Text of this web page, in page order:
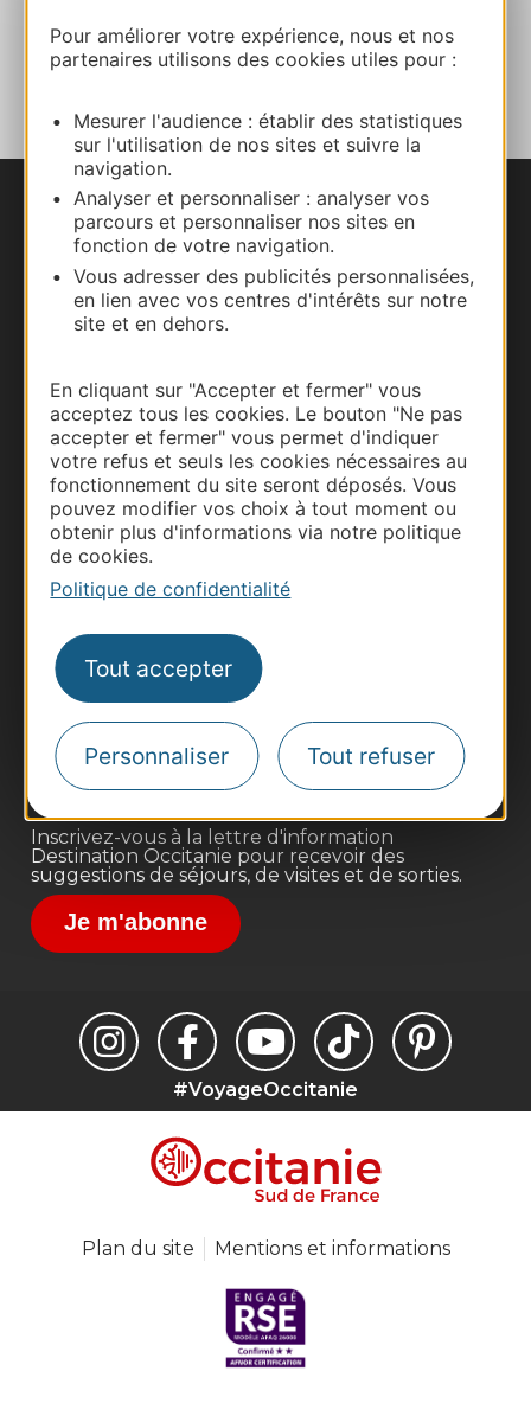
Pour améliorer votre expérience, nous et nos
partenaires utilisons des cookies utiles pour :
Mesurer l'audience : établir des statistiques
sur l'utilisation de nos sites et suivre la
navigation.
Analyser et personnaliser : analyser vos
parcours et personnaliser nos sites en
fonction de votre navigation.
Vous adresser des publicités personnalisées,
en lien avec vos centres d'intérêts sur notre
site et en dehors.
En cliquant sur "Accepter et fermer" vous
acceptez tous les cookies. Le bouton "Ne pas
accepter et fermer" vous permet d'indiquer
votre refus et seuls les cookies nécessaires au
fonctionnement du site seront déposés. Vous
pouvez modifier vos choix à tout moment ou
obtenir plus d'informations via notre politique
de cookies.
Politique de confidentialité
Tout accepter
Personnaliser Tout refuser
AJOUTER
AU CARNET
Nous contacter
Carte interactive
Documentation
Business/Mice
Pros d'Occitanie
Site presse et d'influence
Voyagistes
Destination Sport
Inscrivez-vous à la lettre d'information
Destination Occitanie pour recevoir des
suggestions de séjours, de visites et de sorties.
Je m'abonne
#VoyageOccitanie
Plan du site Mentions et informations